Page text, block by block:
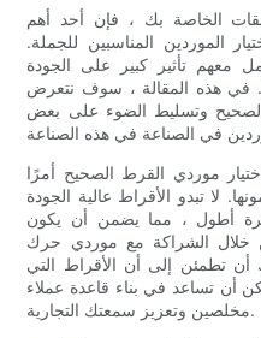
الخاصة بك ، فإن أحد أهم
الموردين المناسبين للجملة.
معهم تأثير كبير على الجودة
في هذه المقالة ، سوف نتعرض
الصحيح وتسليط الضوء على بعض
موردي القرط الصحيح أمرًا
لا تبدو الأقراط عالية الجودة
أطول ، مما يضمن أن يكون
خلال الشراكة مع موردي حرك
أن تطمئن إلى أن الأقراط التي
أن تساعد في بناء قاعدة عملاء
مخلصين وتعزيز سمعتك التجارية.